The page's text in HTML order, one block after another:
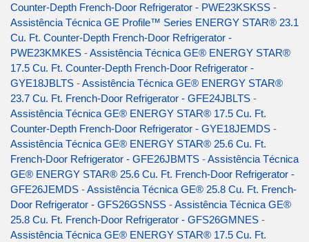
Counter-Depth French-Door Refrigerator - PWE23KSKSS -
Assistência Técnica GE Profile™ Series ENERGY STAR® 23.1
Cu. Ft. Counter-Depth French-Door Refrigerator -
PWE23KMKES -Assistência Técnica GE® ENERGY STAR®
17.5 Cu. Ft. Counter-Depth French-Door Refrigerator -
GYE18JBLTS -Assistência Técnica GE® ENERGY STAR®
23.7 Cu. Ft. French-Door Refrigerator - GFE24JBLTS -
Assistência Técnica GE® ENERGY STAR® 17.5 Cu. Ft.
Counter-Depth French-Door Refrigerator - GYE18JEMDS -
Assistência Técnica GE® ENERGY STAR® 25.6 Cu. Ft.
French-Door Refrigerator - GFE26JBMTS -Assistência Técnica
GE® ENERGY STAR® 25.6 Cu. Ft. French-Door Refrigerator -
GFE26JEMDS -Assistência Técnica GE® 25.8 Cu. Ft. French-
Door Refrigerator - GFS26GSNSS -Assistência Técnica GE®
25.8 Cu. Ft. French-Door Refrigerator - GFS26GMNES -
Assistência Técnica GE® ENERGY STAR® 17.5 Cu. Ft.